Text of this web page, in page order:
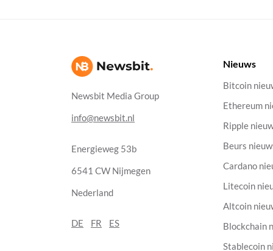
Newsbit Media Group
info@newsbit.nl
Energieweg 53b
6541 CW Nijmegen
Nederland
DE FR ES
Nieuws
Bitcoin
Ethereum
Ripple
Beurs
Cardano
Litecoin
Altcoin
Blockchain
Stablecoin